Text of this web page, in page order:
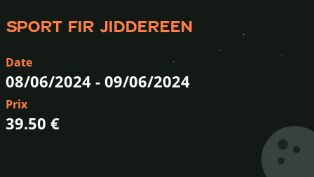
SPORT FIR JIDDEREEN
Date
08/06/2024 - 09/06/2024
Prix
39.50 €